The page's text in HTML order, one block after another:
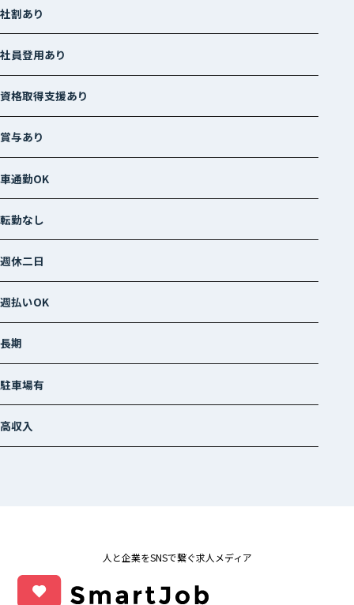
社割あり
社員登用あり
資格取得支援あり
賞与あり
車通勤OK
転勤なし
週休二日
週払いOK
長期
駐車場有
高収入
人と企業をSNSで繋ぐ求人メディア